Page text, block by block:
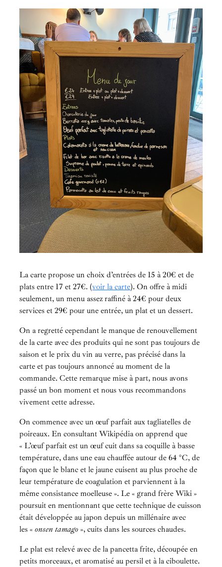
La carte propose un choix d’entrées de 15 à 20€ et de
plats entre 17 et 27€. (voir la carte). On offre à midi
seulement, un menu assez raffiné à 24€ pour deux
services et 29€ pour une entrée, un plat et un dessert.
On a regretté cependant le manque de renouvellement
de la carte avec des produits qui ne sont pas toujours de
saison et le prix du vin au verre, pas précisé dans la
carte et pas toujours annoncé au moment de la
commande. Cette remarque mise à part, nous avons
passé un bon moment et nous vous recommandons
vivement cette adresse.
On commence avec un œuf parfait aux tagliatelles de
poireaux. En consultant Wikipédia on apprend que
« L’œuf parfait est un œuf cuit dans sa coquille à basse
température, dans une eau chauffée autour de 64 °C, de
façon que le blanc et le jaune cuisent au plus proche de
leur température de coagulation et parviennent à la
même consistance moelleuse ». Le « grand frère Wiki »
poursuit en mentionnant que cette technique de cuisson
était développée au japon depuis un millénaire avec
les «onsen tamago », cuits dans les sources chaudes.
Le plat est relevé avec de la pancetta frite, découpée en
petits morceaux, et aromatisé au persil et à la ciboulette.